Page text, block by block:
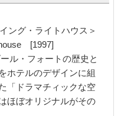
ング・ライトハウス＞
[1997]
ル・フォートの歴史と
ホテルのデザインに組
「ドラマチィックな空
ほぼオリジナルがその